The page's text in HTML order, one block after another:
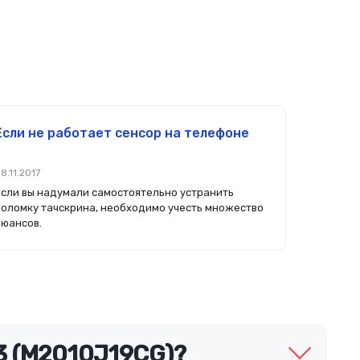
не работает сенсор на телефоне
вы надумали самостоятельно устранить
тачскрина, необходимо учесть множество